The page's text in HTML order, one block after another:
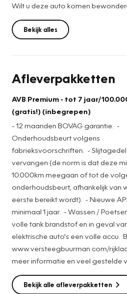
Wilt u deze auto komen
U bent van harte welkom!
Bekijk alles
Afleverpakketten
AVB Premium - tot 7 jaar/
(gratis!) (inbegrepen)
- 12 maanden BOVAG garantie. -
Onderhoudsbeurt volgens
fabrieksvoorschriften. -
vervangen (de norm is dat deze
10.000km meegaan of tot de
onderhoudsbeurt, afhankelijk van
eerste bereikt wordt). - Nieuwe
minimaal 1 jaar. - Wassen /
volle tank brandstof en in geval
elektrische auto's een volle accu.
www.versteegbuurman.com/
meer informatie en veel gestelde
Bekijk alle afleverpakketten